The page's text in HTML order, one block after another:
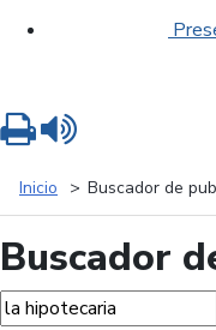
Inicio Buscador de
Buscador
Imprimir